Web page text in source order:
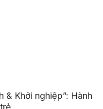
& Khởi nghiệp”: Hành